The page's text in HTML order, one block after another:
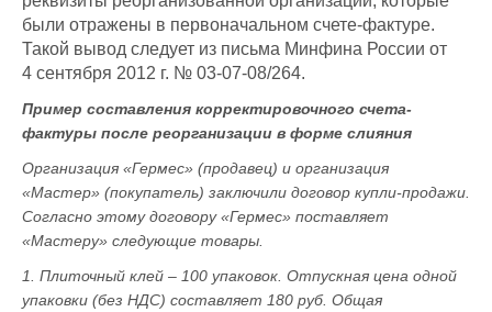
были отражены в первоначальном счете-фактуре.
Такой вывод следует из письма Минфина России от
4 сентября 2012 г. № 03-07-08/264.
Пример составления корректировочного счета-
фактуры после реорганизации в форме слияния
Организация «Гермес» (продавец) и организация
«Мастер» (покупатель) заключили договор купли-продажи.
Согласно этому договору «Гермес» поставляет
«Мастеру» следующие товары.
1. Плиточный клей – 100 упаковок. Отпускная цена одной
упаковки (без НДС) составляет 180 руб. Общая